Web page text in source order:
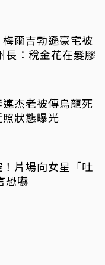
爾吉勃遜豪宅被
長：稅金花在髮膠
連杰老被傳烏龍死
狀態曝光
片場向女星「吐
恐嚇